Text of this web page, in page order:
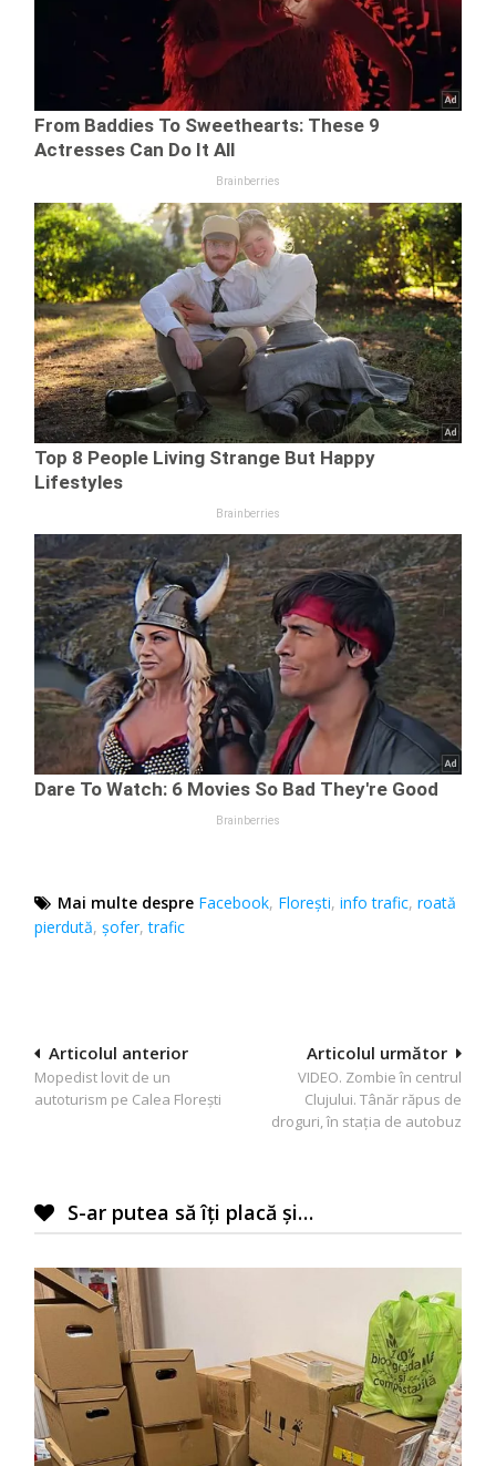
Mai multe despre Facebook, Florești,info trafic,roată
pierdută,șofer,trafic
Navigare
în
Articolul următor
VIDEO. Zombie în centrul
Clujului. Tânăr răpus de
droguri, în stația de autobuz
Articolul anterior
Mopedist lovit de un
autoturism pe Calea Florești
S-ar putea să îți placă și…